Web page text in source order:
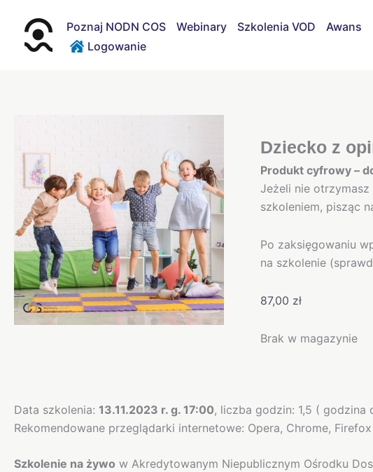
treści
Poznaj NODN COS Webinary Szkolenia VOD Awans
Logowanie
Dziecko z
Produkt cyfrowy –
Jeżeli nie
szkoleniem, pisząc
Po zaksięgowaniu
na szkolenie
87,00 zł
Brak w magazynie
Data szkolenia: 13.11.2023 r. g. 17:00, liczba godzin: 1,5 ( godzina
Rekomendowane przeglądarki internetowe: Opera, Chrome, Firefox
Szkolenie na żywo w Akredytowanym Niepublicznym Ośrodku